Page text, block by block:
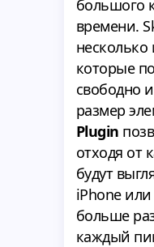
большого
времени.
несколько
которые
свободно
размер
Plugin
отходя от
будут
iPhone
больше
каждый